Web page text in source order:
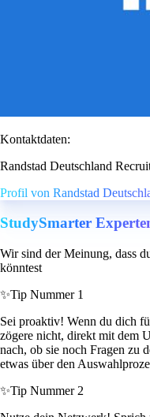
Kontaktdaten:
Randstad Deutschland
Profil von Randstad
StudySmarter
Wir sind der Meinung, dass
könntest
✨Tip Nummer 1
Sei proaktiv! Wenn du dich
zögere nicht, direkt mit dem
nach, ob sie noch Fragen zu
etwas über den
✨Tip Nummer 2